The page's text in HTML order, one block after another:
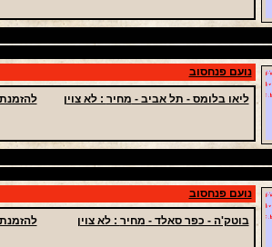
נועם פנחסוב
ליאו בלומס - תל אביב - מחיר : לא צוין
נועם פנחסוב
בוטק'ה - כפר סאלד - מחיר : לא צוין